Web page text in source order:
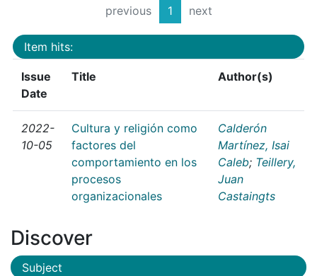
previous 1 next
Item hits:
Issue
Date
Title Author(s)
2022-
10-05
Cultura y religión como
factores del
comportamiento en los
procesos
organizacionales
Calderón
Martínez, Isai
Caleb; Teillery,
Juan
Castaingts
Discover
Subject